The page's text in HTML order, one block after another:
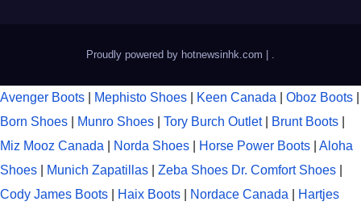
Proudly powered by hotnewsinhk.com |
Avenger Boots Mephisto Shoes Keen Canada Oboz Boots
Born Shoes
Munro Shoes Tory Burch Outlet Brunt Boots
Miz Mooz Canada
Norda Shoes Horse Power Boots
Aloha
Shoes
Munich Zapatillas Zeba Shoes Dr. Comfort Shoes
Cody James Boots
Haix Boots Nordace Canada
Hartjes